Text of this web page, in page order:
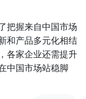
把握来自中国市场
和产品多元化相结
各家企业还需提升
中国市场站稳脚